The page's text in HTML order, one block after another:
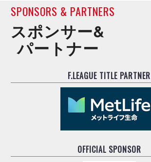
過去の記録
ミラクルスマイル新居浜
バルドラール浦安
フウガドールすみだ
しながわシティ
立川アスレティックFC
湘南ベルマーレ
名古屋オーシャンズ
ボルクバレット北九州
FOLLOW US!
SPONSORS & PARTNERS
スポンサー&
パートナー
F.LEAGUE TITLE PARTNER
OFFICIAL SPONSOR